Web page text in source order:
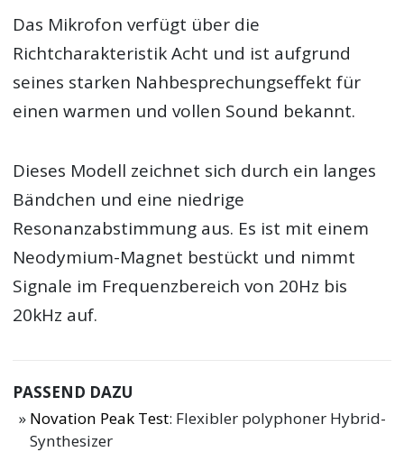
Das Mikrofon verfügt über die
Richtcharakteristik Acht und ist aufgrund
seines starken Nahbesprechungseffekt für
einen warmen und vollen Sound bekannt.
Dieses Modell zeichnet sich durch ein langes
Bändchen und eine niedrige
Resonanzabstimmung aus. Es ist mit einem
Neodymium-Magnet bestückt und nimmt
Signale im Frequenzbereich von 20Hz bis
20kHz auf.
PASSEND DAZU
Novation Peak Test: Flexibler polyphoner Hybrid-
Synthesizer